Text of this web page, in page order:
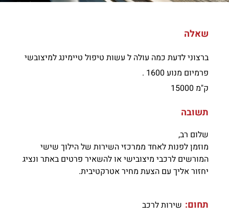
שאלה
ברצוני לדעת כמה עולה ל עשות טיפול טיימינג למיצובשי
פרמיום מנוע 1600 .
ק"מ 15000
תשובה
שלום רב,
מוזמן לפנות לאחד ממרכזי השירות של הילוך שישי
המורשים לרכבי מיצובישי או להשאיר פרטים באתר ונציג
יחזור אליך עם הצעת מחיר אטרקטיבית.
תחום: שירות לרכב